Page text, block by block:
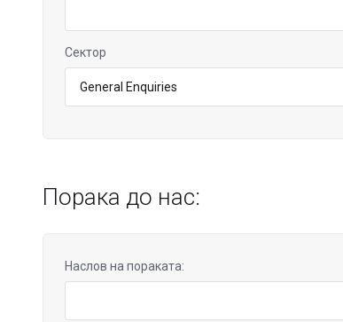
Сектор
Порака до нас:
Наслов на пораката: